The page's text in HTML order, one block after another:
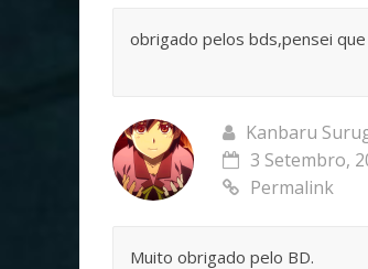
obrigado pelos bds,pensei
Kanbaru
3 Setembro,
Permalink
Muito obrigado pelo BD.